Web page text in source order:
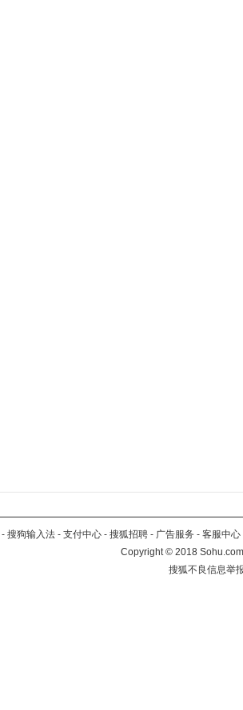
- 搜狗输入法 - 支付中心 - 搜狐招聘 - 广告服务 - 客服中心
Copyright©2018
搜狐不良信息举